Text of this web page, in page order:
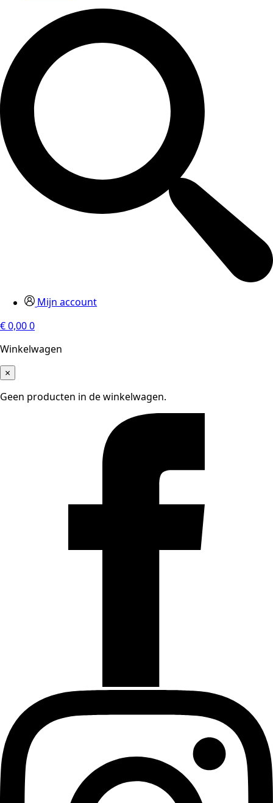
Mijn account
€0,000
Winkelwagen
×
Geen producten in de winkelwagen.